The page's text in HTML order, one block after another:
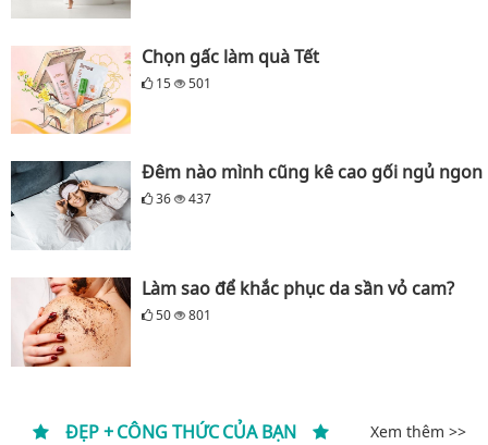
Chọn gấc làm quà Tết
15 501
Đêm nào mình cũng kê cao gối ngủ ngon
36 437
Làm sao để khắc phục da sần vỏ cam?
50 801
ĐẸP + CÔNG THỨC CỦA BẠN Xem thêm >>